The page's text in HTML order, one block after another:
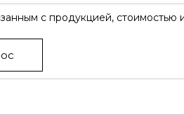
с продукцией, стоимостью